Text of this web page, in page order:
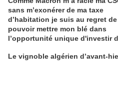
sans m’exonérer de ma taxe
d’habitation je suis au regret
pouvoir mettre mon blé dans
l’opportunité unique d'investir
Alain Edouard
Le vignoble algérien d’avant-